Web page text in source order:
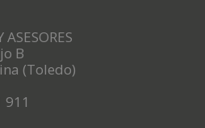
B
(Toledo)
911